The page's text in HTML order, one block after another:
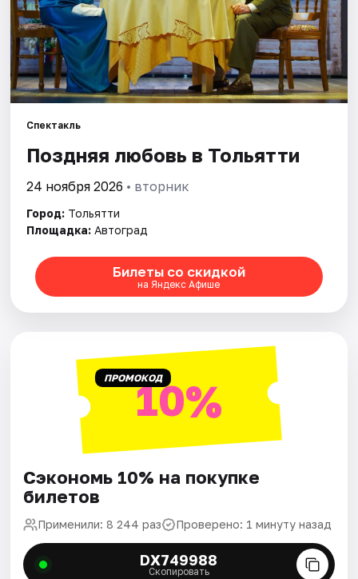
Города
Площадки
Артисты
Рейтинги
Спектакль
Поздняя любовь в Тольятти
24 ноября 2026 • вторник
Город: Тольятти
Площадка: Автоград
Билеты со скидкой
на Яндекс Афише
ПРОМОКОД10%
Сэкономь 10% на покупке
билетов
Применили: 8 244 раз Проверено: 1 минуту назад
DX749988
Скопировать